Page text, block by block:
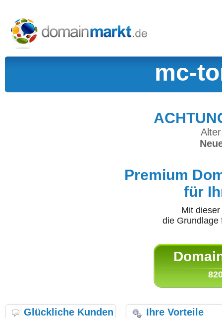
mc-
Premium
für
Mit
die
Glückliche Kunden Ihre Vorteile